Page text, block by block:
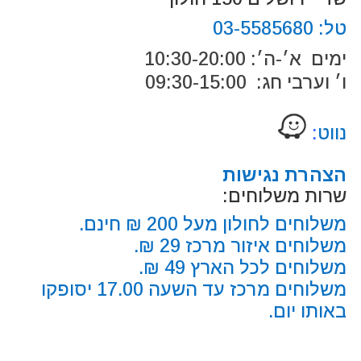
טל: 03-5585680
ימים א׳-ה׳: 10:30-20:00
ו׳ וערבי חג: 09:30-15:00
נווט:
הצהרת נגישות
שרות משלוחים:
משלוחים לחולון מעל 200 ₪ חינם.
משלוחים איזור מרכז 29 ₪.
משלוחים לכל הארץ 49 ₪.
משלוחים מרכז עד השעה 17.00 יסופקו
באותו יום.